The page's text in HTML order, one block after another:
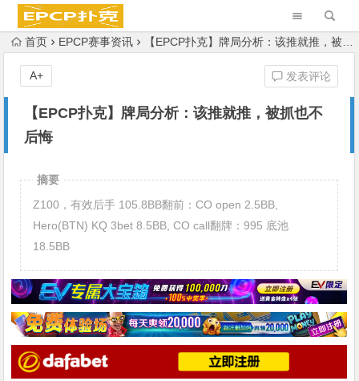
首页 EPCP赛事资讯 【EPCP扑克】牌局分析：该推就推，被抓也不后悔
【EPCP扑克】牌局分析：该推就推，被抓也不
后悔
发表评论
A+
摘要
Z100，有效后手 105.8BB翻前：CO open 2.5BB,
Hero(BTN) KQ 3bet 8.5BB, CO call翻牌：995 底池
18.5BB